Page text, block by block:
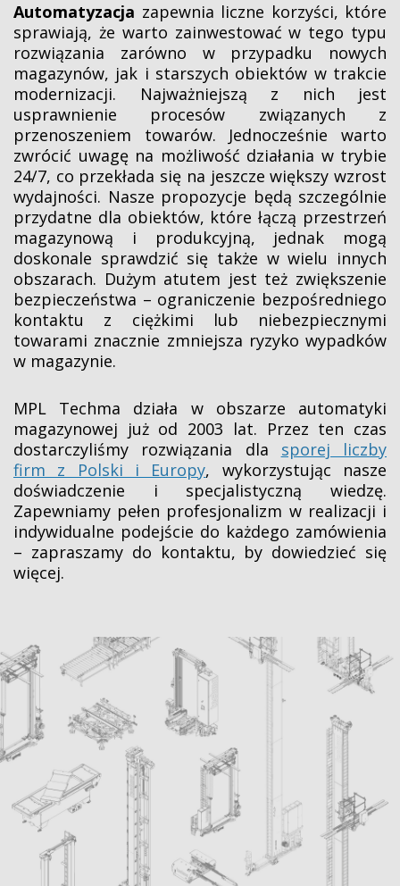
Automatyzacja zapewnia liczne korzyści, które
sprawiają, że warto zainwestować w tego typu
rozwiązania zarówno w przypadku nowych
magazynów, jak i starszych obiektów w trakcie
modernizacji. Najważniejszą z nich jest
usprawnienie procesów związanych z
przenoszeniem towarów. Jednocześnie warto
zwrócić uwagę na możliwość działania w trybie
24/7, co przekłada się na jeszcze większy wzrost
wydajności. Nasze propozycje będą szczególnie
przydatne dla obiektów, które łączą przestrzeń
magazynową i produkcyjną, jednak mogą
doskonale sprawdzić się także w wielu innych
obszarach. Dużym atutem jest też zwiększenie
bezpieczeństwa – ograniczenie bezpośredniego
kontaktu z ciężkimi lub niebezpiecznymi
towarami znacznie zmniejsza ryzyko wypadków
w magazynie.
MPL Techma działa w obszarze automatyki
magazynowej już od 2003 lat. Przez ten czas
dostarczyliśmy rozwiązania dla sporej liczby
firm z Polski i Europy, wykorzystując nasze
doświadczenie i specjalistyczną wiedzę.
Zapewniamy pełen profesjonalizm w realizacji i
indywidualne podejście do każdego zamówienia
– zapraszamy do kontaktu, by dowiedzieć się
więcej.